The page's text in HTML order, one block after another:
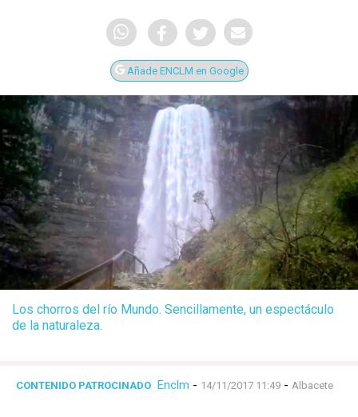
Añade ENCLM en Google
Los chorros del río Mundo. Sencillamente, un espectáculo
de la naturaleza.
CONTENIDO PATROCINADO Enclm - 14/11/2017 11:49 - Albacete